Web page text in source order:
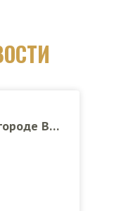
с 20 -25 сентября в городе Владивосток прошел Всероссийский семейный совет